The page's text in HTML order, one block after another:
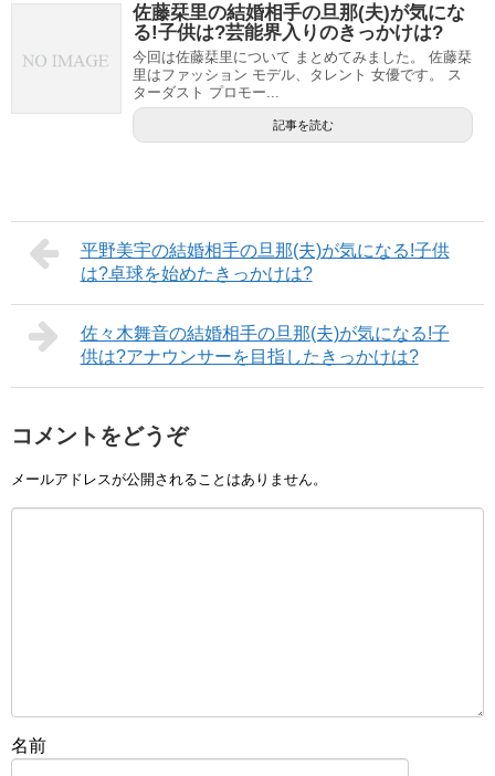
佐藤栞里の結婚相手の旦那(夫)が気にな
る!子供は?芸能界入りのきっかけは?
今回は佐藤栞里について まとめてみました。 佐藤栞
里はファッション モデル、タレント 女優です。 ス
ターダスト プロモー...
記事を読む
平野美宇の結婚相手の旦那(夫)が気になる!子供
は?卓球を始めたきっかけは?
佐々木舞音の結婚相手の旦那(夫)が気になる!子
供は?アナウンサーを目指したきっかけは?
コメントをどうぞ
メールアドレスが公開されることはありません。
名前